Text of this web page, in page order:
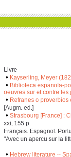
Livre
Kayserling, Meyer
Biblioteca espanola-
oeuvres sur et contre
Refranes o
[Augm. ed.]
Strasbourg [France] :
xxi, ‎1‎5‎5 p.
Français. Espagnol.
"Avec un apercu sur la
Hebrew literature --